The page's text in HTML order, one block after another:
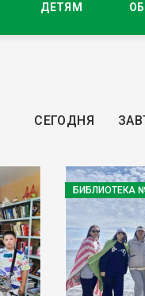
ДЕТЯМ
СЕГОДНЯ
БИБЛИОТЕКА